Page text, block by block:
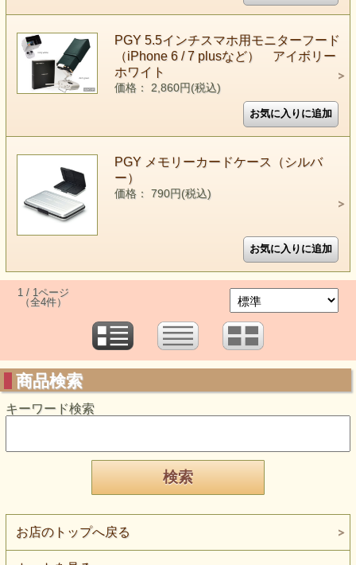
PGY 5.5インチスマホ用モニターフード
（iPhone 6 / 7 plusなど） アイボリー
ホワイト
価格： 2,860円(税込)
PGY メモリーカードケース（シルバ
ー）
価格： 790円(税込)
1 / 1ページ
（全4件）
商品検索
キーワード検索
お店のトップへ戻る